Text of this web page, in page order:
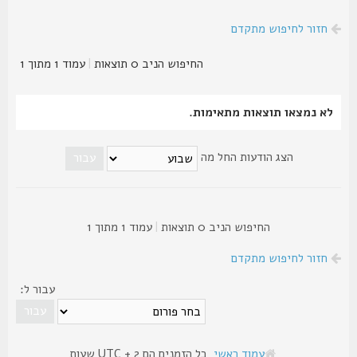
חזור לחיפוש מתקדם
החיפוש הניב 0 תוצאות |עמוד1מתוך1
לא נמצאו תוצאות מתאימות.
הצג הודעות החל מה
החיפוש הניב 0 תוצאות |עמוד1מתוך1
חזור לחיפוש מתקדם
עבור ל:
עמוד ראשי כל הזמנים הם UTC + 2 שעות